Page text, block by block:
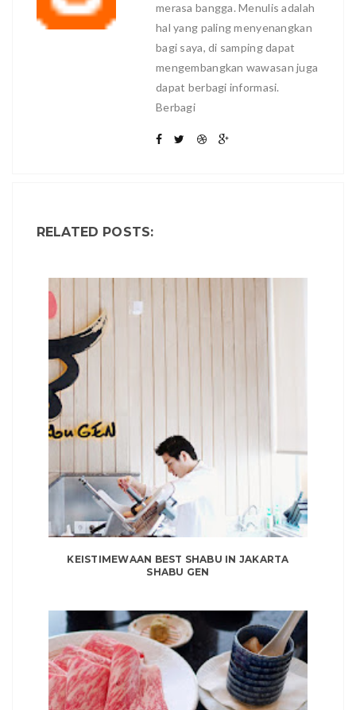
merasa bangga. Menulis adalah
hal yang paling menyenangkan
bagi saya, di samping dapat
mengembangkan wawasan juga
dapat berbagi informasi.
Berbagi
RELATED POSTS:
KEISTIMEWAAN BEST SHABU IN JAKARTA
SHABU GEN